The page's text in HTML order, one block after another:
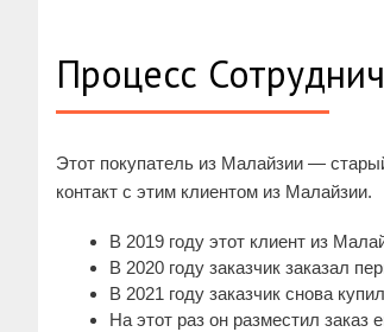
Процесс
Этот покупатель из Малайзии —
контакт с этим клиентом из Малайзии.
В 2019 году этот клиент из
В 2020 году заказчик заказал
В 2021 году заказчик снова
На этот раз он разместил заказ